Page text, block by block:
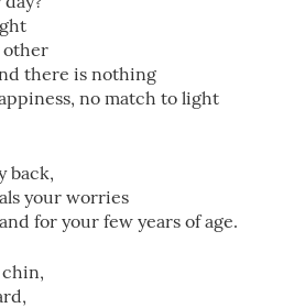
other
there is nothing
no match to light
back,
your worries
for your few years of age.